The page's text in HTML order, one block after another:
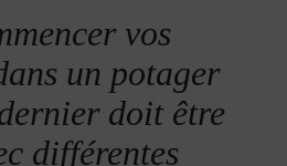
vos
un potager
doit être
différentes
: calendrier annuel